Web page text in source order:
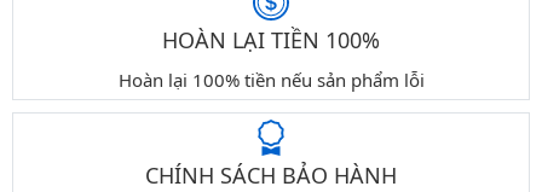
HOÀN LẠI TIỀN 100%
Hoàn lại 100% tiền nếu sản phẩm lỗi
CHÍNH SÁCH BẢO HÀNH